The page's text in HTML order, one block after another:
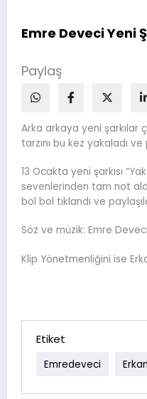
Emre Deveci Yeni
Paylaş
Arka arkaya yeni şarkılar
tarzını bu kez yakaladı
13 Ocakta yeni şarkısı
sevenlerinden tam not
bol bol tıklandı ve
Söz ve müzik: Emre
Klip Yönetmenliğini ise
Etiket
Emredeveci